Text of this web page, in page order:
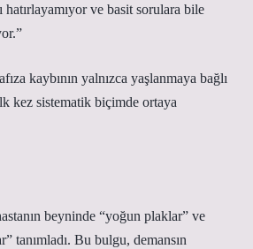
hatırlayamıyor ve basit sorulara bile
kaybının yalnızca yaşlanmaya bağlı
kez sistematik biçimde ortaya
beyninde “yoğun plaklar” ve
tanımladı. Bu bulgu, demansın